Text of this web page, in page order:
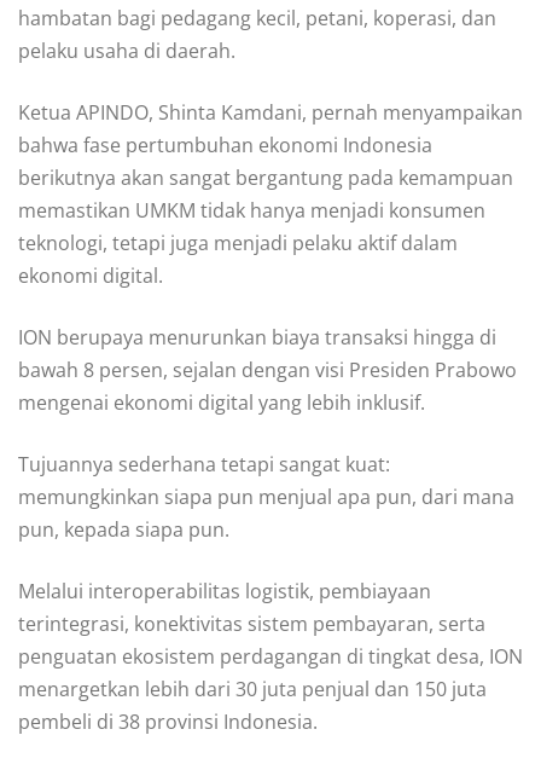
hambatan bagi pedagang kecil, petani, koperasi, dan
pelaku usaha di daerah.
Ketua APINDO, Shinta Kamdani, pernah menyampaikan
bahwa fase pertumbuhan ekonomi Indonesia
berikutnya akan sangat bergantung pada kemampuan
memastikan UMKM tidak hanya menjadi konsumen
teknologi, tetapi juga menjadi pelaku aktif dalam
ekonomi digital.
ION berupaya menurunkan biaya transaksi hingga di
bawah 8 persen, sejalan dengan visi Presiden Prabowo
mengenai ekonomi digital yang lebih inklusif.
Tujuannya sederhana tetapi sangat kuat:
memungkinkan siapa pun menjual apa pun, dari mana
pun, kepada siapa pun.
Melalui interoperabilitas logistik, pembiayaan
terintegrasi, konektivitas sistem pembayaran, serta
penguatan ekosistem perdagangan di tingkat desa, ION
menargetkan lebih dari 30 juta penjual dan 150 juta
pembeli di 38 provinsi Indonesia.